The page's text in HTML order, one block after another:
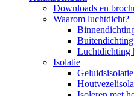
Downloads en
Waarom luchtdicht?
Buitendichting
Luchtdichting
Isolatie
Geluidsisolatie